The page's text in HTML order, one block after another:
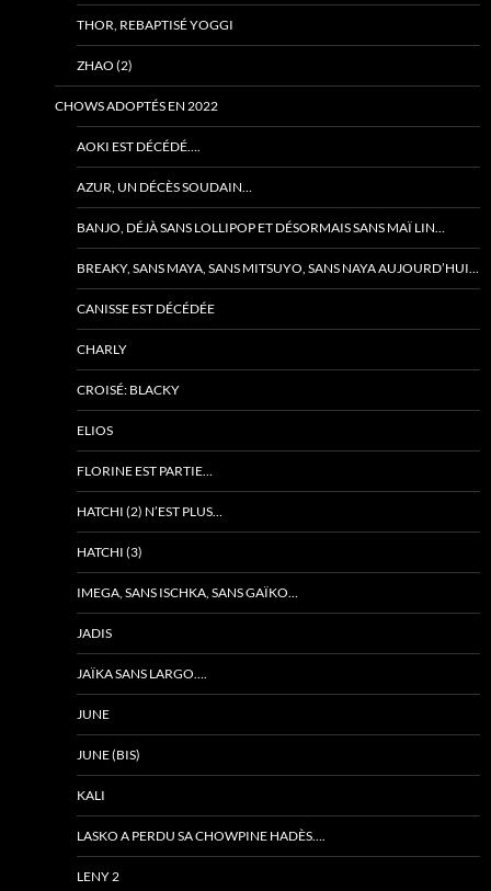
THOR, REBAPTISÉ YOGGI
ZHAO (2)
CHOWS ADOPTÉS EN 2022
AOKI EST DÉCÉDÉ….
AZUR, UN DÉCÈS SOUDAIN…
BANJO, DÉJÀ SANS LOLLIPOP ET DÉSORMAIS SANS MAÏ LIN…
BREAKY, SANS MAYA, SANS MITSUYO, SANS NAYA AUJOURD’HUI…
CANISSE EST DÉCÉDÉE
CHARLY
CROISÉ: BLACKY
ELIOS
FLORINE EST PARTIE…
HATCHI (2) N’EST PLUS…
HATCHI (3)
IMEGA, SANS ISCHKA, SANS GAÏKO…
JADIS
JAÏKA SANS LARGO….
JUNE
JUNE (BIS)
KALI
LASKO A PERDU SA CHOWPINE HADÈS….
LENY 2